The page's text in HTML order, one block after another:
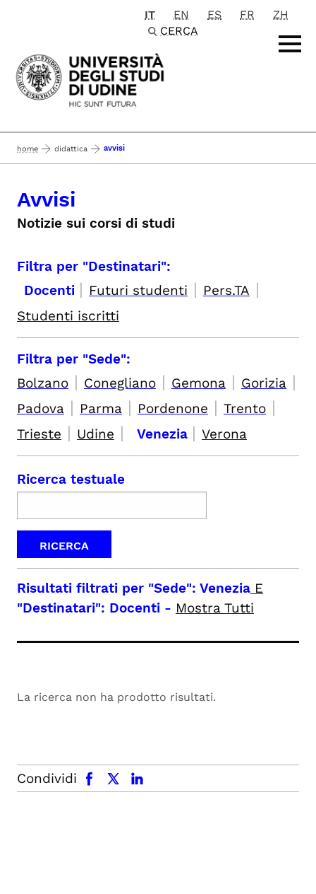
Passa al contenuto principale
IT EN ES FR
ZH
CERCA
home didattica avvisi
Avvisi
Notizie sui corsi di studi
Filtra per "Destinatari":
Docenti | Futuri studenti | Pers.TA |
Studenti iscritti
Filtra per "Sede":
Bolzano | Conegliano | Gemona | Gorizia |
Padova | Parma | Pordenone | Trento |
Trieste | Udine | Venezia | Verona
Ricerca testuale
Risultati filtrati per "Sede": Venezia E
"Destinatari": Docenti - Mostra Tutti
La ricerca non ha prodotto risultati.
Condividi
facebook x.com linkedin